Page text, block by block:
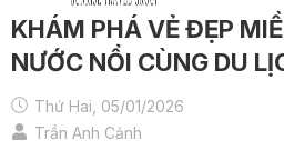
KHÁM PHÁ VẺ ĐẸP
NƯỚC NỔI CÙNG DU
Thứ Hai, 05/01/2026
Trần Anh Cảnh